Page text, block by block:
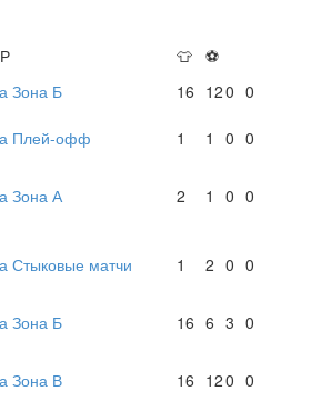
👕 ⚽
Зона Б 16 120 0
Плей-офф 1 1 0 0
Зона А 2 1 0 0
Стыковые матчи 1 2 0 0
Зона Б 16 6 3 0
Зона В 16 120 0